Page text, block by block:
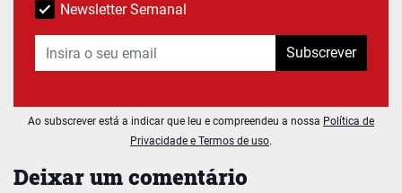
Deixar um comentário
Newsletter Semanal
Subscrever
Ao subscrever está a indicar que leu e compreendeu a nossa Política de
Privacidade e Termos de uso.